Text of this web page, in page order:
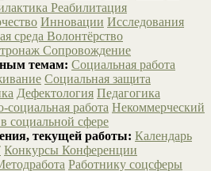
Реабилитация
Инновации Исследования
среда Волонтёрство
Сопровождение
темам: Социальная работа
Социальная защита
Дефектология Педагогика
социальная работа Некоммерческий
социальной сфере
текущей работы: Календарь
Конкурсы Конференции
Работнику соцсферы